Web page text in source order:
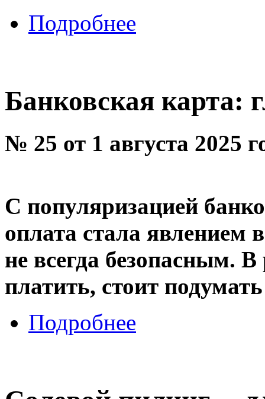
Подробнее
Банковская карта:
№ 25 от 1 августа 2025
С популяризацией
оплата стала явлением
не всегда безопасным.
платить, стоит
Подробнее